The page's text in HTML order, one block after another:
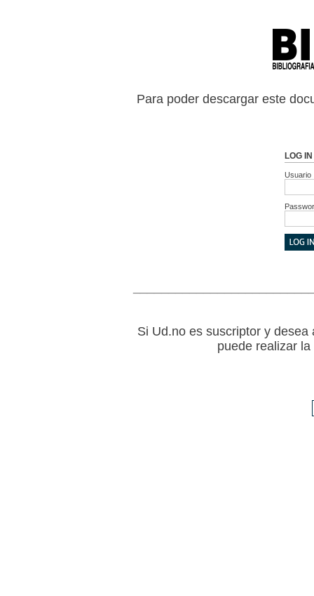
Para poder descargar este
LOG IN
Usuario
Si Ud.no es suscriptor y
puede realizar